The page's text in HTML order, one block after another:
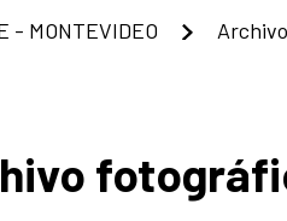
- MONTEVIDEO